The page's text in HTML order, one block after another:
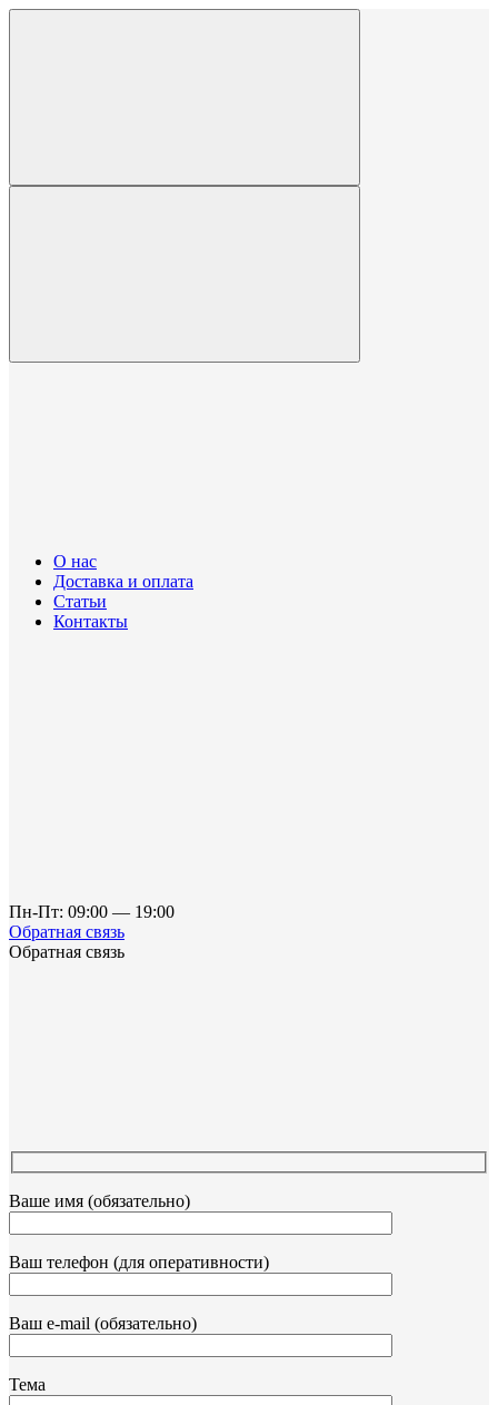
О нас
Доставка и оплата
Статьи
Контакты
Пн-Пт: 09:00 — 19:00
Обратная связь
Обратная связь
Ваше имя (обязательно)
Ваш телефон (для оперативности)
Ваш e-mail (обязательно)
Тема